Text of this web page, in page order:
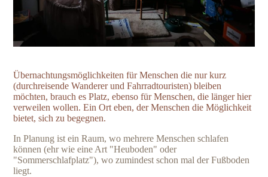
Übernachtungsmöglichkeiten für Menschen die nur kurz
(durchreisende Wanderer und Fahrradtouristen) bleiben
möchten, brauch es Platz, ebenso für Menschen, die länger hier
verweilen wollen. Ein Ort eben, der Menschen die Möglichkeit
bietet, sich zu begegnen.
In Planung ist ein Raum, wo mehrere Menschen schlafen
können (ehr wie eine Art "Heuboden" oder
"Sommerschlafplatz"), wo zumindest schon mal der Fußboden
liegt.